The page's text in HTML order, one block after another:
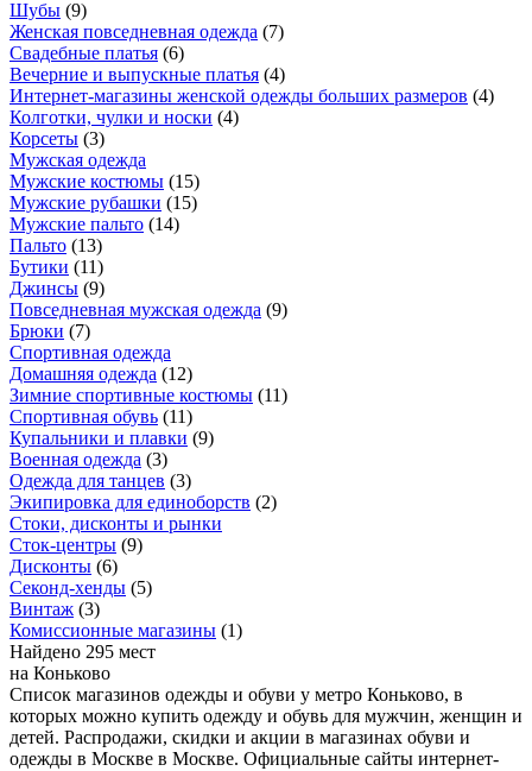
Шубы (9)
Женская повседневная одежда (7)
Свадебные платья (6)
Вечерние и выпускные платья (4)
Интернет-магазины женской одежды больших размеров (4)
Колготки, чулки и носки (4)
Корсеты (3)
Мужская одежда
Мужские костюмы (15)
Мужские рубашки (15)
Мужские пальто (14)
Пальто (13)
Бутики (11)
Джинсы (9)
Повседневная мужская одежда (9)
Брюки (7)
Спортивная одежда
Домашняя одежда (12)
Зимние спортивные костюмы (11)
Спортивная обувь (11)
Купальники и плавки (9)
Военная одежда (3)
Одежда для танцев (3)
Экипировка для единоборств (2)
Стоки, дисконты и рынки
Сток-центры (9)
Дисконты (6)
Секонд-хенды (5)
Винтаж (3)
Комиссионные магазины (1)
Найдено 295 мест
на Коньково
Список магазинов одежды и обуви у метро Коньково, в
которых можно купить одежду и обувь для мужчин, женщин и
детей. Распродажи, скидки и акции в магазинах обуви и
одежды в Москве в Москве. Официальные сайты интернет-